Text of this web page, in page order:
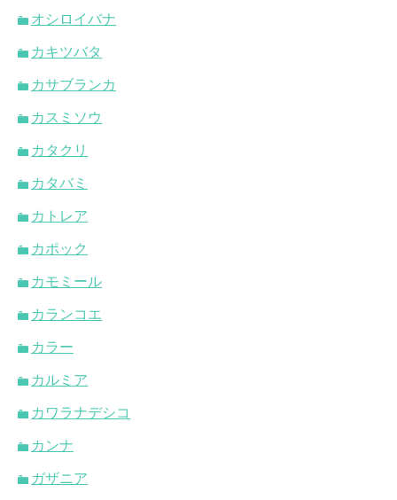
オシロイバナ
カキツバタ
カサブランカ
カスミソウ
カタクリ
カタバミ
カトレア
カポック
カモミール
カランコエ
カラー
カルミア
カワラナデシコ
カンナ
ガザニア